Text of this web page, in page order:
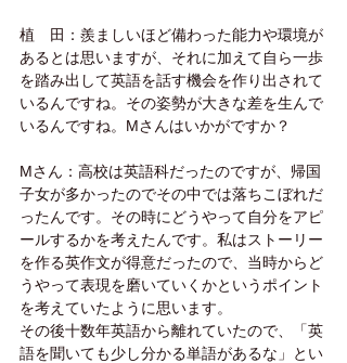
植　田：羨ましいほど備わった能力や環境が
あるとは思いますが、それに加えて自ら一歩
を踏み出して英語を話す機会を作り出されて
いるんですね。その姿勢が大きな差を生んで
いるんですね。Mさんはいかがですか？
Mさん：高校は英語科だったのですが、帰国
子女が多かったのでその中では落ちこぼれだ
ったんです。その時にどうやって自分をアピ
ールするかを考えたんです。私はストーリー
を作る英作文が得意だったので、当時からど
うやって表現を磨いていくかというポイント
を考えていたように思います。
その後十数年英語から離れていたので、「英
語を聞いても少し分かる単語があるな」とい